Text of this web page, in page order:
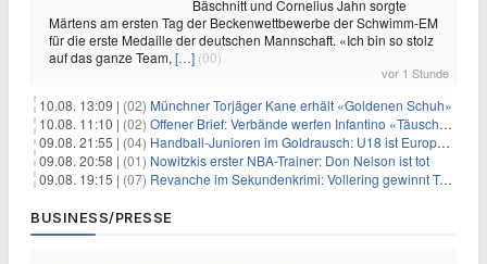
Bäschnitt und Cornelius Jahn sorgte
Märtens am ersten Tag der Beckenwettbewerbe der Schwimm-EM
für die erste Medaille der deutschen Mannschaft. «Ich bin so stolz
auf das ganze Team, […] (00)
vor 1 Stunde
10.08. 13:09 | (02) Münchner Torjäger Kane erhält «Goldenen Schuh»
10.08. 11:10 | (02) Offener Brief: Verbände werfen Infantino «Täuschung» vor
09.08. 21:55 | (04) Handball-Junioren im Goldrausch: U18 ist Europameister
09.08. 20:58 | (01) Nowitzkis erster NBA-Trainer: Don Nelson ist tot
09.08. 19:15 | (07) Revanche im Sekundenkrimi: Vollering gewinnt Tour
BUSINESS/PRESSE